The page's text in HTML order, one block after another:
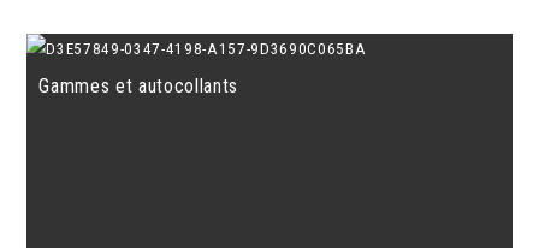
Gammes et autocollants